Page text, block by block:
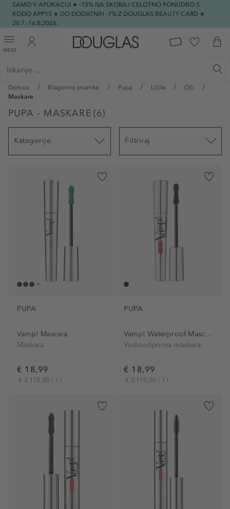
SAMO V APLIKACIJI ★ -15% NA SKORAJ CELOTNO PONUDBO S
KODO APP15 ★ DO DODATNIH -7% Z DOUGLAS BEAUTY CARD ★
20.7.-16.8.2026.
MENI
Domov Blagovne znamke Pupa Ličila
Oči
Maskare
PUPA - MASKARE (6)
Kategorije Filtriraj
PUPA
Vamp! Mascara
Maskara
€ 18,99
€ 2.110,00 / 1 l
PUPA
Vamp! Waterproof Mascara
Vodoodporna maskara
€ 18,99
€ 2.110,00 / 1 l